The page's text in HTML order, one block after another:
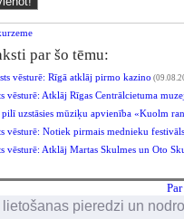
pieredzi un
par šo tēmu:
vēsturē: Rīgā atklāj pirmo kazino
vēsturē: Atklāj Rīgas Centrālcietuma
pilī uzstāsies mūziķu apvienība «Kuolm
vēsturē: Notiek pirmais mednieku
vēsturē: Atklāj Martas Skulmes un Oto